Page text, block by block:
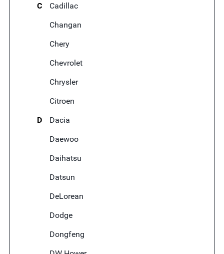
C
Cadillac
Changan
Chery
Chevrolet
Chrysler
Citroen
D
Dacia
Daewoo
Daihatsu
Datsun
DeLorean
Dodge
Dongfeng